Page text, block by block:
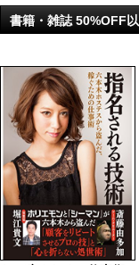
書籍・雑誌 50%OFF